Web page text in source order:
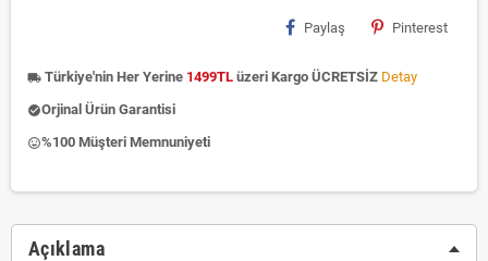
Paylaş Pinterest
local_shipping Türkiye'nin Her Yerine 1499TL üzeri Kargo ÜCRETSİZ Detay
check_circleOrjinal Ürün Garantisi
insert_emoticon%100 Müşteri Memnuniyeti
Açıklama